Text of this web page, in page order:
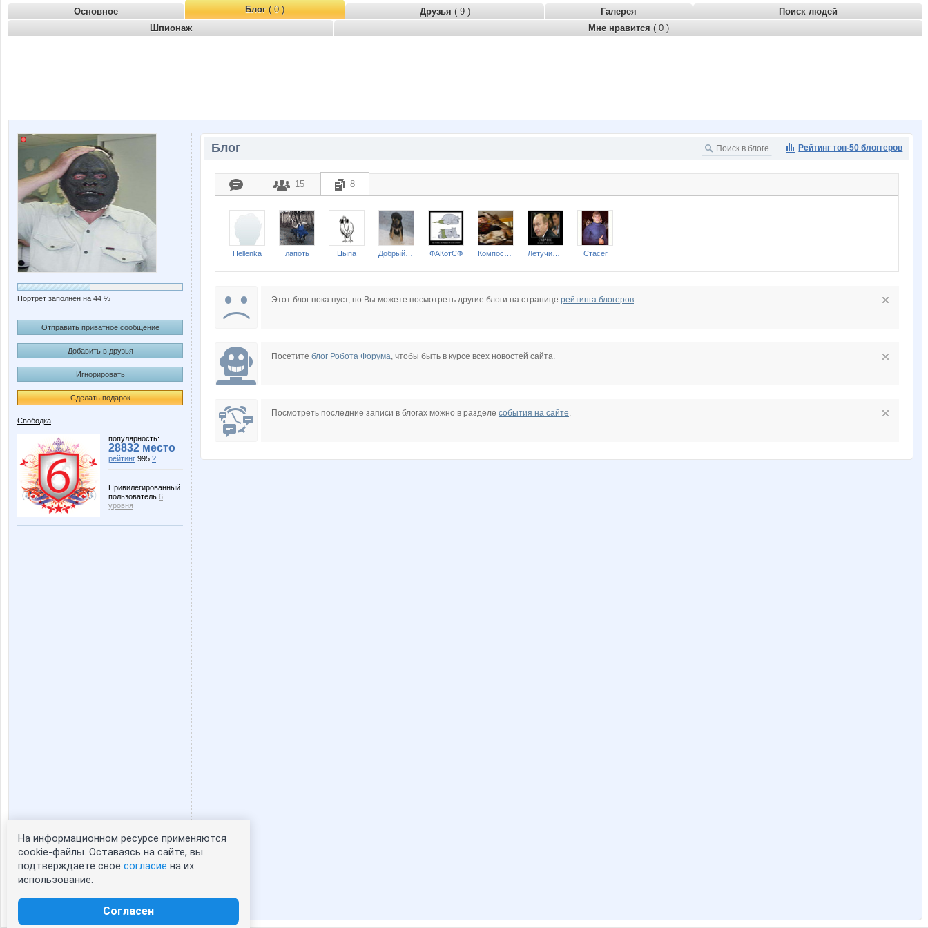
Основное Блог( 0 ) Друзья ( 9 ) Галерея
Поиск людей
Шпионаж
Мне нравится ( 0 )
Портрет заполнен на 44 %
Отправить приватное сообщение
Добавить в друзья
Игнорировать
Сделать подарок
Свободка
популярность:
28832 место
рейтинг 995 ?
Привилегированный
пользователь 6
уровня
Статистика портрета:
сейчас просматривают портрет - 0
зарегистрированные пользователи
Рейтинг топ-50 блоггеров
Блог
15 8
Hellenka лапоть Цыпа ФАКотСФ Стасег
Этот блог пока пуст, но Вы можете посмотреть другие блоги на странице рейтинга блогеров.
Посетите блог Робота Форума, чтобы быть в курсе всех новостей сайта.
Посмотреть последние записи в блогах можно в разделе события на сайте.
На информационном ресурсе применяются
cookie-файлы. Оставаясь на сайте, вы
подтверждаете свое согласие на их
использование.
Согласен